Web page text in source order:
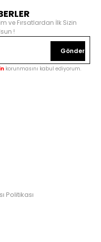
ve Fırsatlardan İlk Sizin
!
Gönder
korunmasını kabul ediyorum.
Politikası